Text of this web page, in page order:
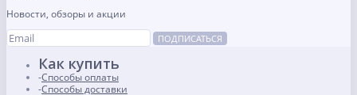
Новости, обзоры и акции
ПОДПИСАТЬСЯ
Как купить
Способы оплаты
Способы доставки